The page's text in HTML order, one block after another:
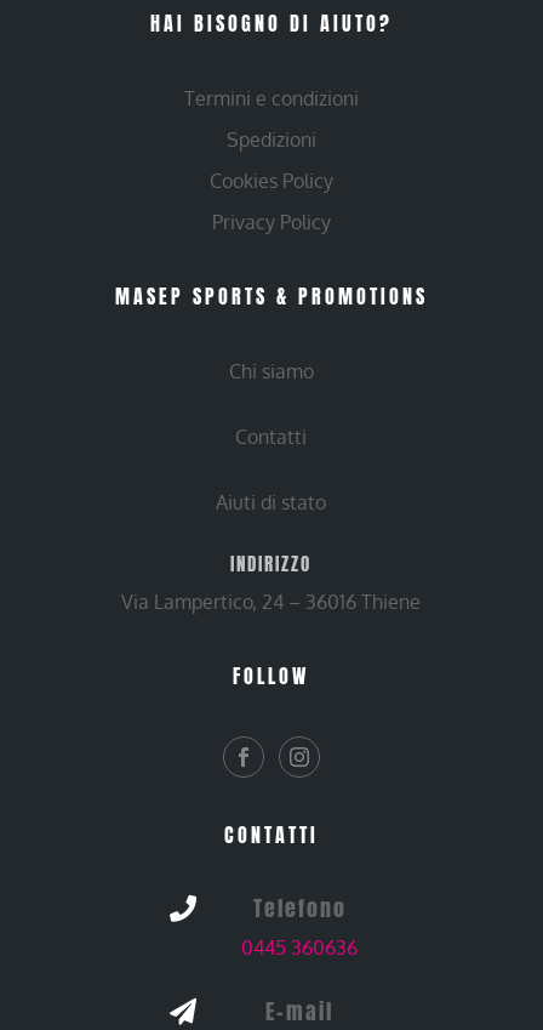
HAI BISOGNO DI AIUTO?
Termini e condizioni
Spedizioni
Cookies Policy
Privacy Policy
MASEP SPORTS & PROMOTIONS
Chi siamo
Contatti
Aiuti di stato
INDIRIZZO
Via Lampertico, 24 – 36016 Thiene
FOLLOW
CONTATTI
 Telefono
0445 360636
 E-mail